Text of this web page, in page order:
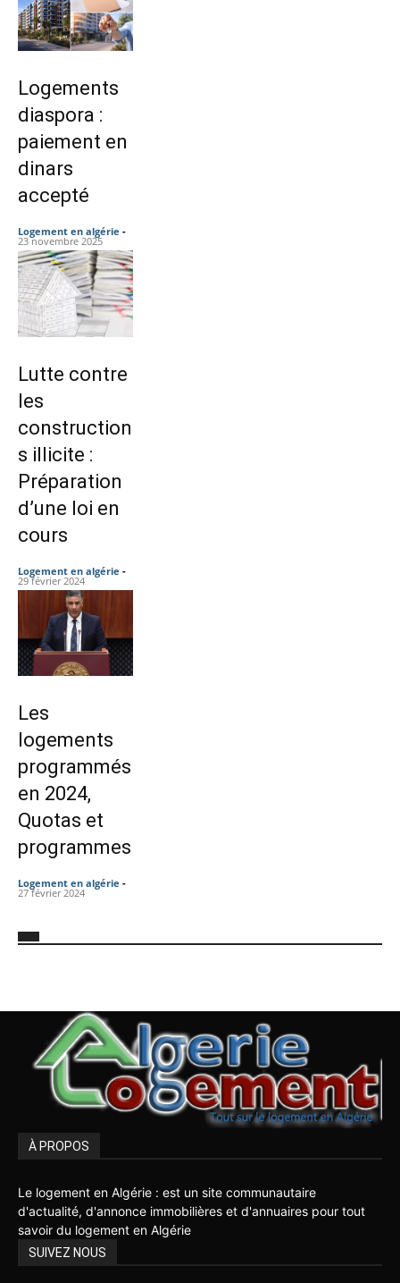
Logements
diaspora :
paiement en
dinars
accepté
Logement en algérie -
23 novembre 2025
Lutte contre
les
construction
s illicite :
Préparation
d’une loi en
cours
Logement en algérie -
29 février 2024
Les
logements
programmés
en 2024,
Quotas et
programmes
Logement en algérie -
27 février 2024
À PROPOS
Le logement en Algérie : est un site communautaire
d'actualité, d'annonce immobilières et d'annuaires pour tout
savoir du logement en Algérie
SUIVEZ NOUS